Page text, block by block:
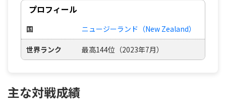
プロフィール
国 ニュージーランド（New Zealand）
世界ランク 最高144位（2023年7月）
主な対戦成績